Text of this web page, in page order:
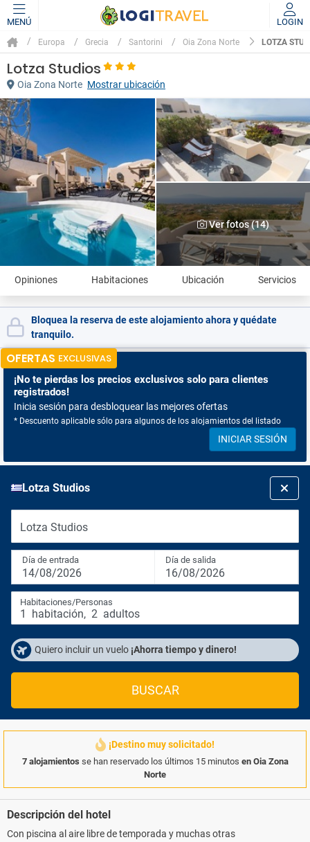
MENÚ LOGIN
Europa Grecia Santorini Oia Zona Norte LOTZA
Lotza Studios
Oia Zona Norte Mostrar ubicación
Ver fotos (14)
Opiniones Habitaciones Ubicación Servicios
Bloquea la reserva de este alojamiento ahora y quédate
tranquilo.
OFERTAS EXCLUSIVAS
¡No te pierdas los precios exclusivos solo para clientes
registrados!
Inicia sesión para desbloquear las mejores ofertas
* Descuento aplicable sólo para algunos de los alojamientos del listado
INICIAR SESIÓN
Lotza Studios
Lotza Studios
Día de entrada
14/08/2026
Día de salida
16/08/2026
Habitaciones/Personas
1 habitación, 2 adultos
Quiero incluir un vuelo ¡Ahorra tiempo y dinero!
BUSCAR
¡Destino muy solicitado!
7 alojamientos se han reservado los últimos 15 minutos en Oia Zona
Norte
Descripción del hotel
Con piscina al aire libre de temporada y muchas otras